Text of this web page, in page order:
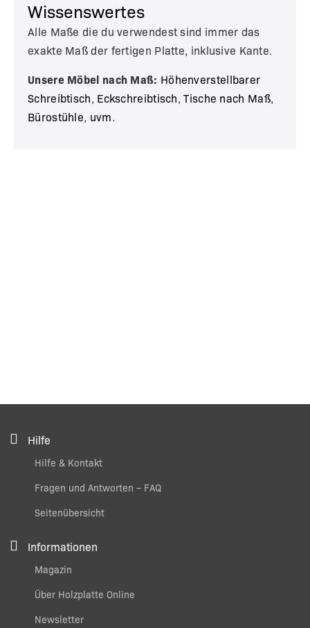
Wissenswertes
Alle Maße die du verwendest sind immer das
exakte Maß der fertigen Platte, inklusive Kante.
Unsere Möbel nach Maß: Höhenverstellbarer
Schreibtisch, Eckschreibtisch,Tische nach Maß,
Bürostühle, uvm.
Hilfe
Hilfe & Kontakt
Fragen und Antworten – FAQ
Seitenübersicht
Informationen
Magazin
Über Holzplatte Online
Newsletter